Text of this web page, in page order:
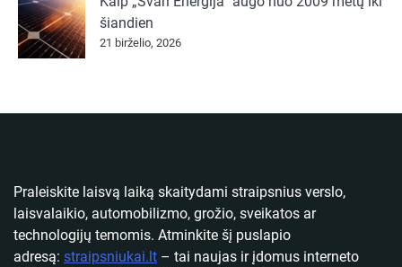
šiandien
21 birželio, 2026
Praleiskite laisvą laiką skaitydami straipsnius verslo,
laisvalaikio, automobilizmo, grožio, sveikatos ar
technologijų temomis. Atminkite šį puslapio
adresą: straipsniukai.lt – tai naujas ir įdomus interneto